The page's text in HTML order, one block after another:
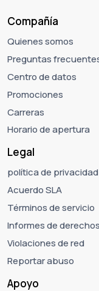
Compañía
Quienes somos
Preguntas
Centro de datos
Promociones
Carreras
Horario de apertura
Legal
política de privacidad
Acuerdo SLA
Términos de servicio
Informes de
Violaciones de red
Reportar abuso
Apoyo